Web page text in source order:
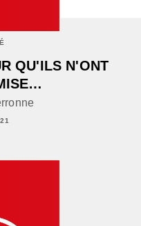
QU'ILS N'ONT